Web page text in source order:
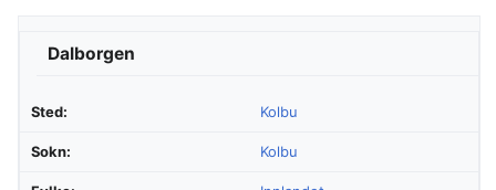
Dalborgen
Sted: Kolbu
Sokn: Kolbu